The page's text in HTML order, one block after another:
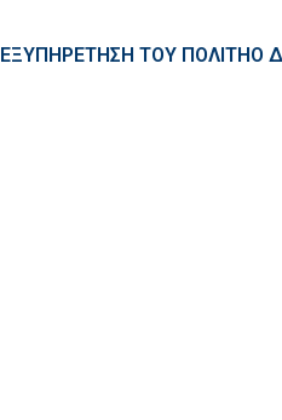
ΕΞΥΠΗΡΕΤΗΣΗ ΤΟΥ ΠΟΛΙΤΗΟ